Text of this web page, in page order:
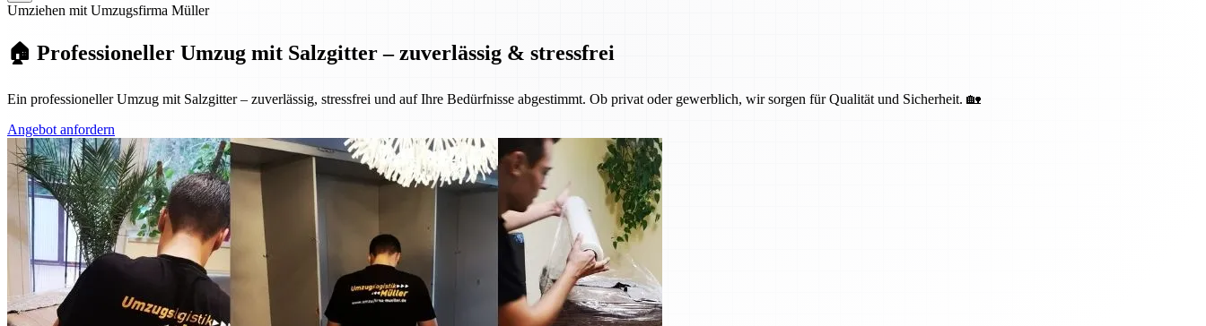
Umziehen mit Umzugsfirma Müller
🏠 Professioneller Umzug mit Salzgitter – zuverlässig & stressfrei
Ein professioneller Umzug mit Salzgitter – zuverlässig, stressfrei und auf Ihre Bedürfnisse abgestimmt. Ob privat oder gewerblich, wir sorgen für Qualität und Sicherheit. 🏡
Angebot anfordern